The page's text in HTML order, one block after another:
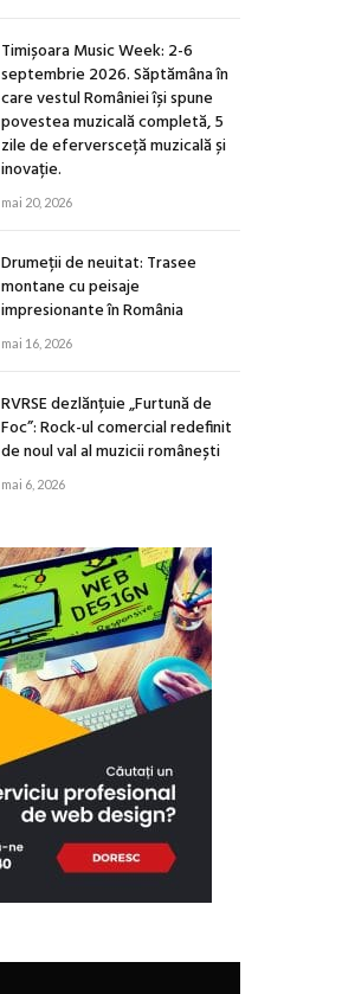
Timișoara Music Week: 2-6
septembrie 2026. Săptămâna în
care vestul României își spune
povestea muzicală completă, 5
zile de eferversceță muzicală și
inovație.
mai 20, 2026
Drumeții de neuitat: Trasee
montane cu peisaje
impresionante în România
mai 16, 2026
RVRSE dezlănțuie „Furtună de
Foc”: Rock-ul comercial redefinit
de noul val al muzicii românești
mai 6, 2026